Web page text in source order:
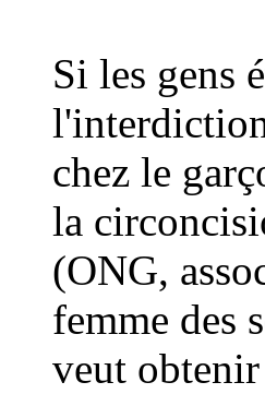
Si les gens
chez le
la
(ONG,
femme des
veut